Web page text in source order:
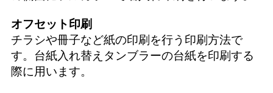
オフセット印刷
チラシや冊子など紙の印刷を行う印刷方法で
す。台紙入れ替えタンブラーの台紙を印刷する
際に用います。